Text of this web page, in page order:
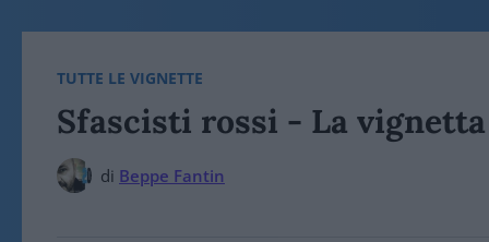
TUTTE LE VIGNETTE
Sfascisti rossi - La
di Beppe Fantin